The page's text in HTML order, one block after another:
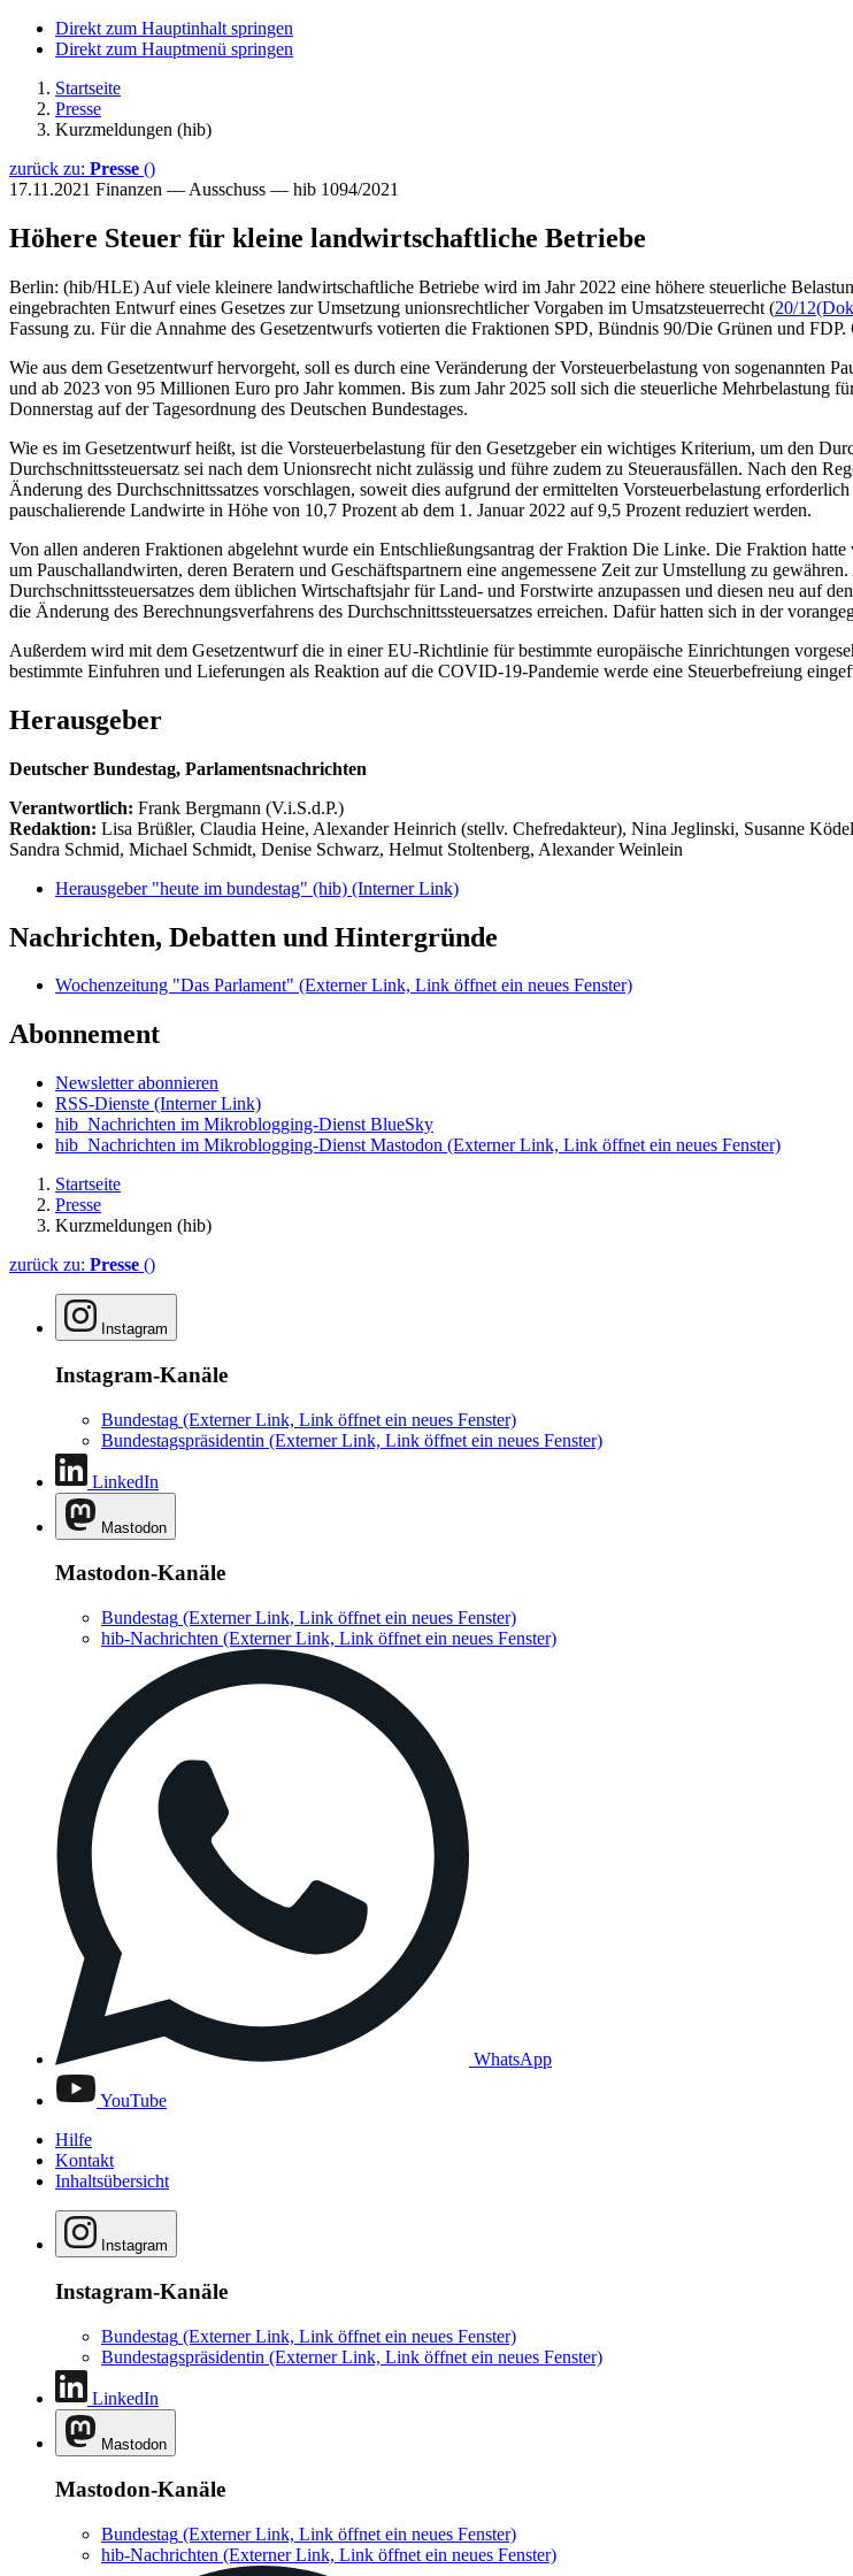
Direkt zum Hauptinhalt springen
Direkt zum Hauptmenü springen
Startseite
Presse
Kurzmeldungen (hib)
zurück zu: Presse ()
17.11.2021 Finanzen — Ausschuss — hib 1094/2021
Höhere Steuer für kleine landwirtschaftliche Betriebe
Berlin: (hib/HLE) Auf viele kleinere landwirtschaftliche Betriebe wird im Jahr 2022 eine höhere steuerliche
eingebrachten Entwurf eines Gesetzes zur Umsetzung unionsrechtlicher Vorgaben im Umsatzsteuerrecht (20/12
Fassung zu. Für die Annahme des Gesetzentwurfs votierten die Fraktionen SPD, Bündnis 90/Die Grünen und
Wie aus dem Gesetzentwurf hervorgeht, soll es durch eine Veränderung der Vorsteuerbelastung von
und ab 2023 von 95 Millionen Euro pro Jahr kommen. Bis zum Jahr 2025 soll sich die steuerliche Mehrbelastung
Donnerstag auf der Tagesordnung des Deutschen Bundestages.
Wie es im Gesetzentwurf heißt, ist die Vorsteuerbelastung für den Gesetzgeber ein wichtiges Kriterium, um den
Durchschnittssteuersatz sei nach dem Unionsrecht nicht zulässig und führe zudem zu Steuerausfällen. Nach den
Änderung des Durchschnittssatzes vorschlagen, soweit dies aufgrund der ermittelten Vorsteuerbelastung
pauschalierende Landwirte in Höhe von 10,7 Prozent ab dem 1. Januar 2022 auf 9,5 Prozent reduziert werden.
Von allen anderen Fraktionen abgelehnt wurde ein Entschließungsantrag der Fraktion Die Linke. Die Fraktion
um Pauschallandwirten, deren Beratern und Geschäftspartnern eine angemessene Zeit zur Umstellung zu
Durchschnittssteuersatzes dem üblichen Wirtschaftsjahr für Land- und Forstwirte anzupassen und diesen neu auf
die Änderung des Berechnungsverfahrens des Durchschnittssteuersatzes erreichen. Dafür hatten sich in der
Außerdem wird mit dem Gesetzentwurf die in einer EU-Richtlinie für bestimmte europäische Einrichtungen
bestimmte Einfuhren und Lieferungen als Reaktion auf die COVID-19-Pandemie werde eine Steuerbefreiung
Herausgeber
Deutscher Bundestag, Parlamentsnachrichten
Verantwortlich: Frank Bergmann (V.i.S.d.P.)
Redaktion: Lisa Brüßler, Claudia Heine, Alexander Heinrich (stellv. Chefredakteur), Nina Jeglinski, Susanne
Sandra Schmid, Michael Schmidt, Denise Schwarz, Helmut Stoltenberg, Alexander Weinlein
Herausgeber "heute im bundestag" (hib) (Interner Link)
Nachrichten, Debatten und Hintergründe
Wochenzeitung "Das Parlament" (Externer Link, Link öffnet ein neues Fenster)
Abonnement
Newsletter abonnieren
RSS-Dienste (Interner Link)
hib_Nachrichten im Mikroblogging-Dienst BlueSky
hib_Nachrichten im Mikroblogging-Dienst Mastodon (Externer Link, Link öffnet ein neues Fenster)
Startseite
Presse
Kurzmeldungen (hib)
zurück zu: Presse ()
Instagram
Instagram-Kanäle
Bundestag (Externer Link, Link öffnet ein neues Fenster)
Bundestagspräsidentin (Externer Link, Link öffnet ein neues Fenster)
LinkedIn
Mastodon
Mastodon-Kanäle
Bundestag (Externer Link, Link öffnet ein neues Fenster)
hib-Nachrichten (Externer Link, Link öffnet ein neues Fenster)
WhatsApp
YouTube
Hilfe
Kontakt
Inhaltsübersicht
Instagram
Instagram-Kanäle
Bundestag (Externer Link, Link öffnet ein neues Fenster)
Bundestagspräsidentin (Externer Link, Link öffnet ein neues Fenster)
LinkedIn
Mastodon
Mastodon-Kanäle
Bundestag (Externer Link, Link öffnet ein neues Fenster)
hib-Nachrichten (Externer Link, Link öffnet ein neues Fenster)